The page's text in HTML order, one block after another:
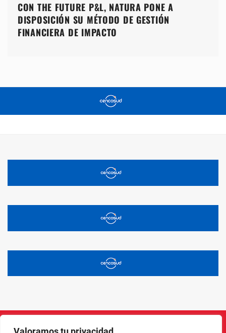
CON THE FUTURE P&L, NATURA PONE A
DISPOSICIÓN SU MÉTODO DE GESTIÓN
FINANCIERA DE IMPACTO